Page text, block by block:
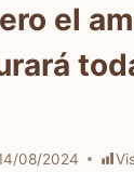
el
08/2024